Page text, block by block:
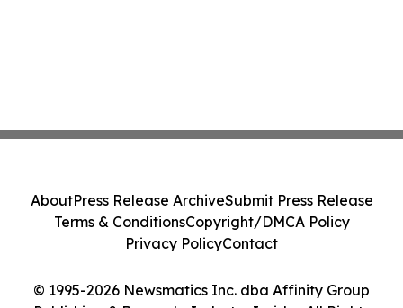
© 1995-2026 Newsmatics Inc. dba Affinity Group
AboutPress Release ArchiveSubmit Press Release
Terms & ConditionsCopyright/DMCA Policy
Privacy PolicyContact